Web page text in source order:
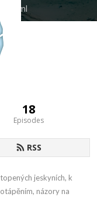
18
Episodes
RSS
jeskyních, k
názory na